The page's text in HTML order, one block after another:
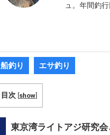
ュ。年間釣
船釣り エサ釣り
目次 [show]
東京湾ライトアジ研究会